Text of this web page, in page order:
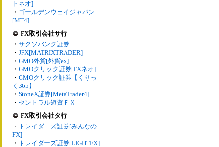
トネオ]
・ ゴールデンウェイジャパン
[MT4]
FX取引会社サ行
・ サクソバンク証券
・ JFX[MATRIXTRADER]
・ GMO外貨[外貨ex]
・ GMOクリック証券[FXネオ]
・ GMOクリック証券【くりっ
く365】
・ StoneX証券[MetaTrader4]
・ セントラル短資ＦＸ
FX取引会社タ行
・ トレイダーズ証券[みんなの
FX]
・ トレイダーズ証券[LIGHTFX]